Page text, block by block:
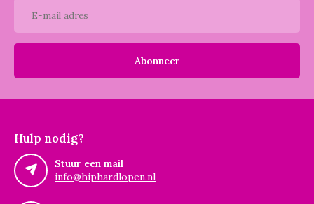
Abonneer
Hulp nodig?
Stuur een mail
info@hiphardlopen.nl